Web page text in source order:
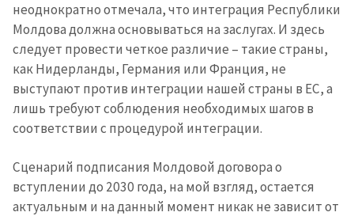
неоднократно отмечала, что интеграция Республики
Молдова должна основываться на заслугах. И здесь
следует провести четкое различие – такие страны,
как Нидерланды, Германия или Франция, не
выступают против интеграции нашей страны в ЕС, а
лишь требуют соблюдения необходимых шагов в
соответствии с процедурой интеграции.
Сценарий подписания Молдовой договора о
вступлении до 2030 года, на мой взгляд, остается
актуальным и на данный момент никак не зависит от